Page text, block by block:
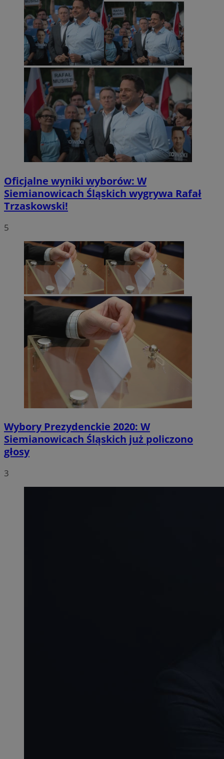
Oficjalne wyniki wyborów: W
Siemianowicach Śląskich wygrywa Rafał
Trzaskowski!
5
Wybory Prezydenckie 2020: W
Siemianowicach Śląskich już policzono
głosy
3